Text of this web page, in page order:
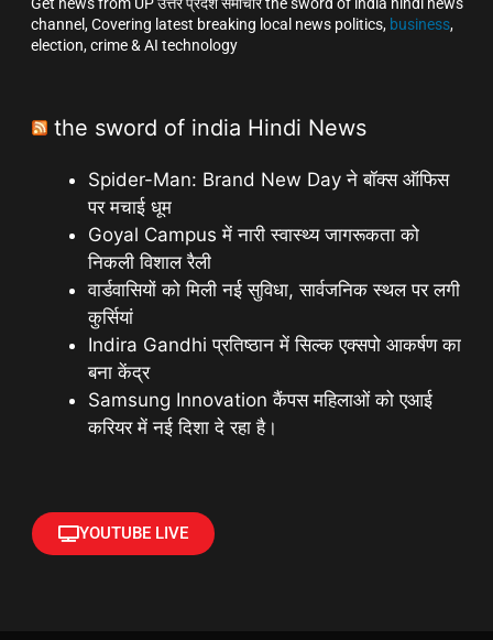
channel, Covering latest breaking local news politics, business,
election, crime & AI technology
the sword of india Hindi News
Spider-Man: Brand New Day ने बॉक्स ऑफिस
पर मचाई धूम
Goyal Campus में नारी स्वास्थ्य जागरूकता को
निकली विशाल रैली
वार्डवासियों को मिली नई सुविधा, सार्वजनिक स्थल पर लगी
कुर्सियां
Indira Gandhi प्रतिष्ठान में सिल्क एक्सपो आकर्षण का
बना केंद्र
Samsung Innovation कैंपस महिलाओं को एआई
करियर में नई दिशा दे रहा है।
YOUTUBE LIVE